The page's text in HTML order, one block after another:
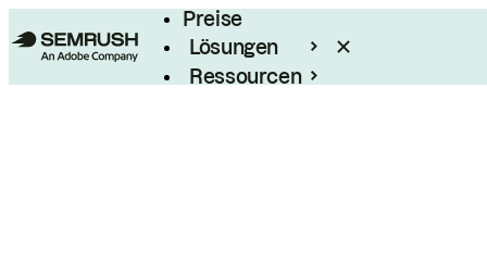
Preise
Lösungen
Ressourcen